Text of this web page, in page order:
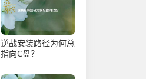
逆战安装路径为何总
指向C盘？